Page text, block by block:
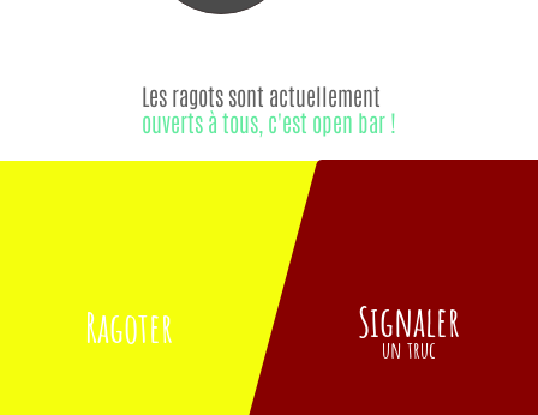
Ragoter
Les ragots sont actuellement
ouverts à tous, c'est open bar !
Signaler
un truc